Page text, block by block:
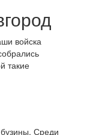
войска
такие
Среди